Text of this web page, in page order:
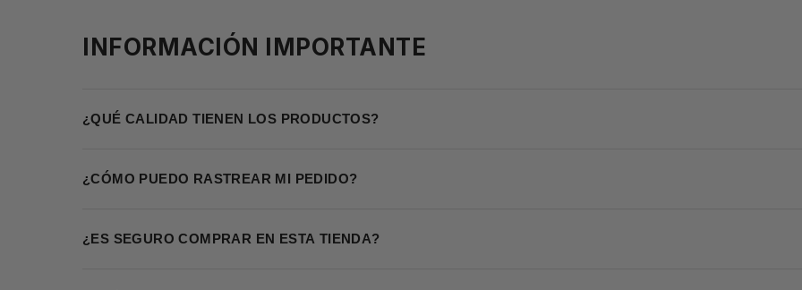
INFORMACIÓN IMPORTANTE
¿QUÉ CALIDAD TIENEN LOS PRODUCTOS?
¿CÓMO PUEDO RASTREAR MI PEDIDO?
¿ES SEGURO COMPRAR EN ESTA TIENDA?